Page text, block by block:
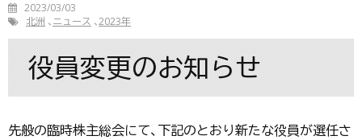
2023/03/03
北洲
ニュース 2023年
役員変更のお知らせ
先般の臨時株主総会にて、下記のとおり新たな役員が選任さ